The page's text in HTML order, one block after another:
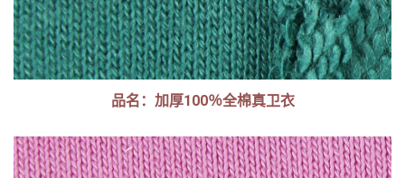
品名：加厚100％全棉真卫衣